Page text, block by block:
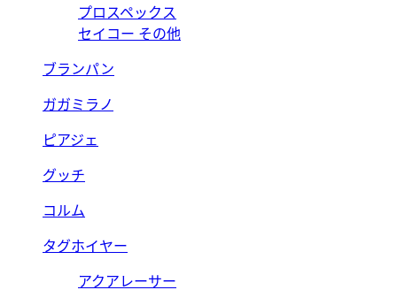
プロスペックス
セイコー その他
ブランパン
ガガミラノ
ピアジェ
グッチ
コルム
タグホイヤー
アクアレーサー